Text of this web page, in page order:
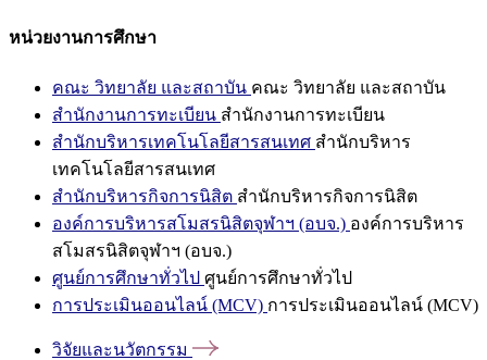
หน่วยงานการศึกษา
คณะ วิทยาลัย และสถาบัน คณะ วิทยาลัย และสถาบัน
สำนักงานการทะเบียน สำนักงานการทะเบียน
สำนักบริหารเทคโนโลยีสารสนเทศ สำนักบริหาร
เทคโนโลยีสารสนเทศ
สำนักบริหารกิจการนิสิต สำนักบริหารกิจการนิสิต
องค์การบริหารสโมสรนิสิตจุฬาฯ (อบจ.) องค์การบริหาร
สโมสรนิสิตจุฬาฯ (อบจ.)
ศูนย์การศึกษาทั่วไป ศูนย์การศึกษาทั่วไป
การประเมินออนไลน์ (MCV) การประเมินออนไลน์ (MCV)
วิจัยและนวัตกรรม